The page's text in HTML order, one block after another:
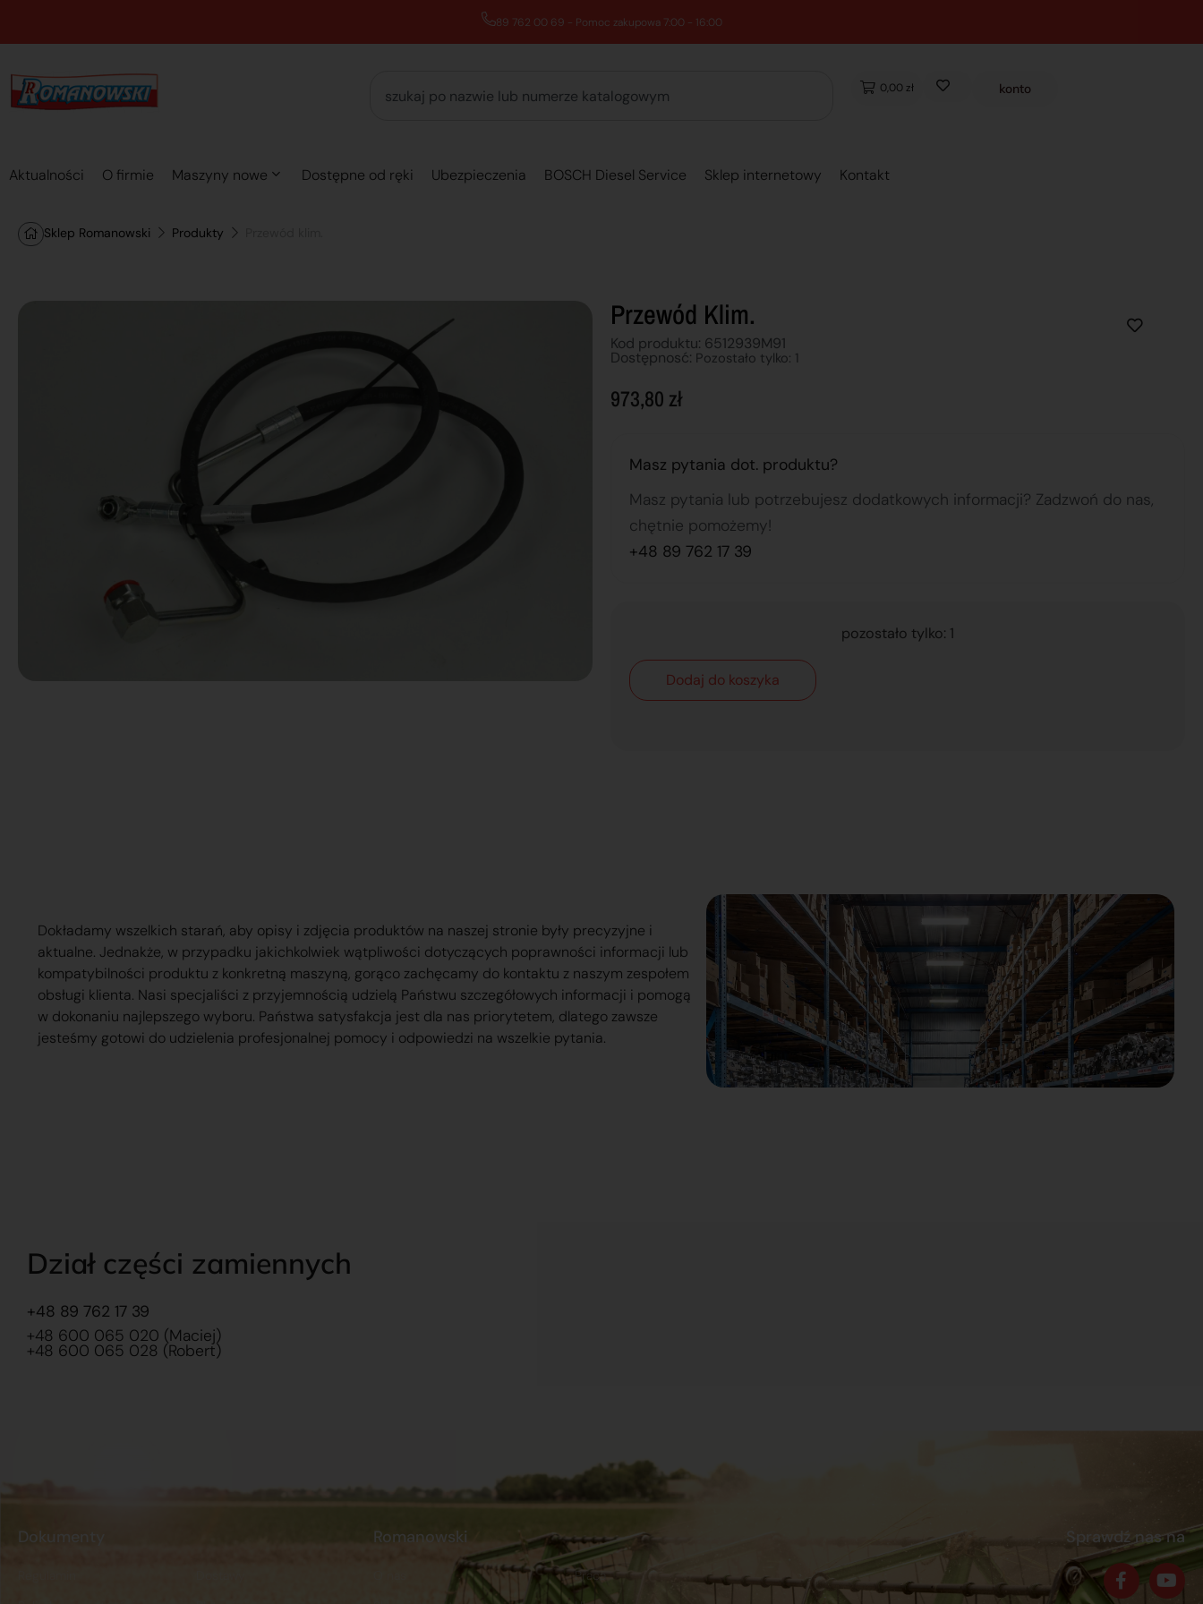
89 762 00 69 - Pomoc zakupowa 7:00 - 16:00
0,00 zł konto
Aktualności O firmie Maszyny nowe Dostępne od ręki Ubezpieczenia BOSCH Diesel Service Sklep internetowy Kontakt
Sklep Romanowski Produkty
Przewód Klim.
Kod produktu: 6512939M91
Dostępnosć: Pozostało tylko: 1
973,80 zł
Masz pytania dot. produktu?
Masz pytania lub potrzebujesz dodatkowych informacji? Zadzwoń do nas,
chętnie pomożemy!
+48 89 762 17 39
pozostało tylko: 1
Dodaj do koszyka
Dokładamy wszelkich starań, aby opisy i zdjęcia produktów na naszej stronie były precyzyjne i
aktualne. Jednakże, w przypadku jakichkolwiek wątpliwości dotyczących poprawności informacji lub
kompatybilności produktu z konkretną maszyną, gorąco zachęcamy do kontaktu z naszym zespołem
obsługi klienta. Nasi specjaliści z przyjemnością udzielą Państwu szczegółowych informacji i pomogą
w dokonaniu najlepszego wyboru. Państwa satysfakcja jest dla nas priorytetem, dlatego zawsze
jesteśmy gotowi do udzielenia profesjonalnej pomocy i odpowiedzi na wszelkie pytania.
Dział części zamiennych
+48 89 762 17 39
+48 600 065 020 (Maciej)
+48 600 065 028 (Robert)
Dokumenty Romanowski
Praca
Sprawdź nas na